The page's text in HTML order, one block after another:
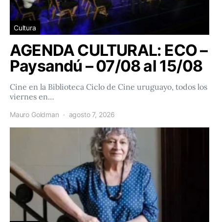
Cultura
AGENDA CULTURAL: ECO –
Paysandú – 07/08 al 15/08
Cine en la Biblioteca Ciclo de Cine uruguayo, todos los
viernes en…
Mauro Goldman agosto 7, 2026